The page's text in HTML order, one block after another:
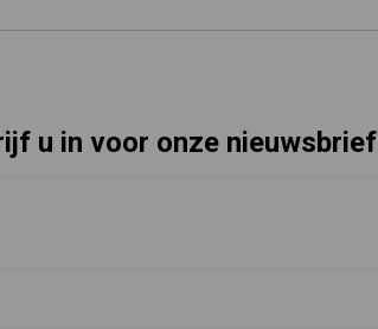
u in voor onze nieuwsbrief